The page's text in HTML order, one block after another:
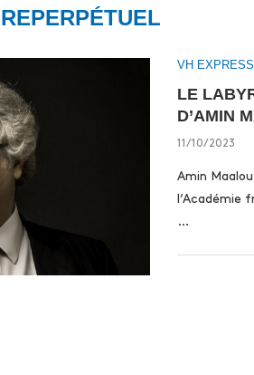
VH EXPRESS
LE
D’AMIN
11/10/2023
Amin
l’Académie
…